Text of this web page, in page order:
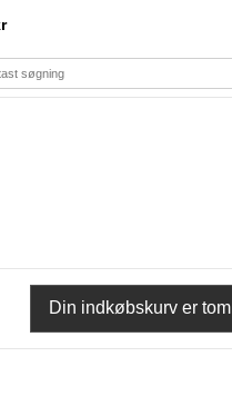
Din indkøbskurv er tom